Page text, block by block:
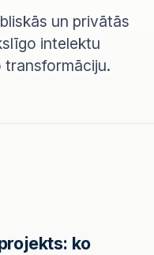
un privātās
intelektu
transformāciju.
ko